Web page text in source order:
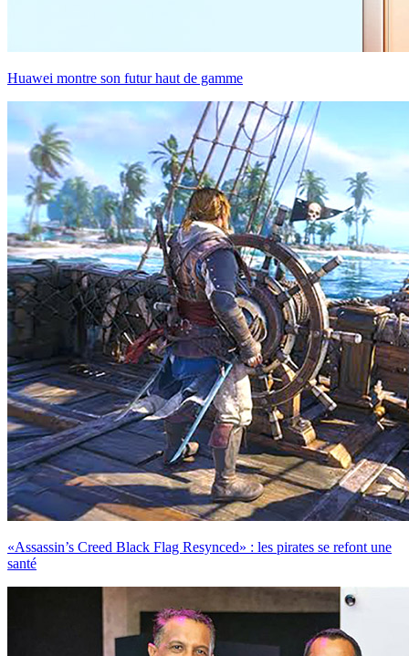
Huawei montre son futur haut de gamme
«Assassin’s Creed Black Flag Resynced» : les pirates se refont une
santé